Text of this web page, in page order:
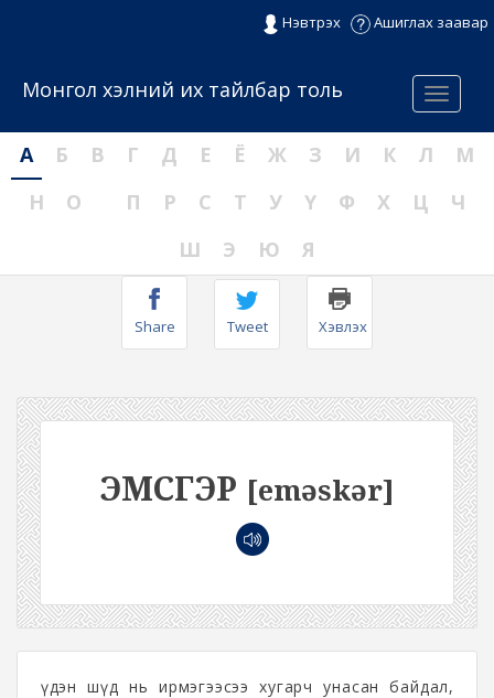
Нэвтрэх Ашиглах заавар
Menu
Монгол хэлний их тайлбар толь
А Б В Г Д Е Ё Ж З И К Л
М
Н
О П Р С Т У Ү Ф Х Ц
Ч
Ш
Э Ю Я
Share Tweet Хэвлэх
ЭМСГЭР [eməskər]
Үүдэн шүд нь ирмэгээсээ хугарч унасан байдал,